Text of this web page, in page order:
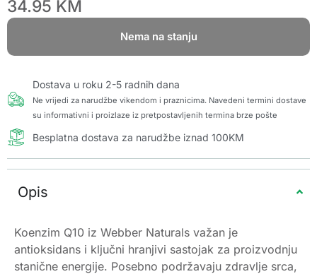
34.95 KM
Nema na stanju
Dostava u roku 2-5 radnih dana
Ne vrijedi za narudžbe vikendom i praznicima. Navedeni termini dostave
su informativni i proizlaze iz pretpostavljenih termina brze pošte
Besplatna dostava za narudžbe iznad 100KM
Opis
Koenzim Q10 iz Webber Naturals važan je
antioksidans i ključni hranjivi sastojak za proizvodnju
stanične energije. Posebno podržavaju zdravlje srca,